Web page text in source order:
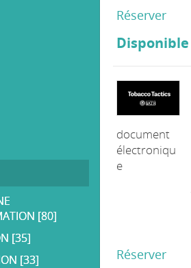
Réserver
Disponible
document
électroniqu
e
Réserver
[80]
[35]
[33]